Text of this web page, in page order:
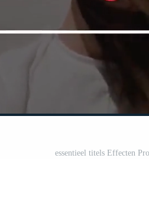
essentieel titels Effecten